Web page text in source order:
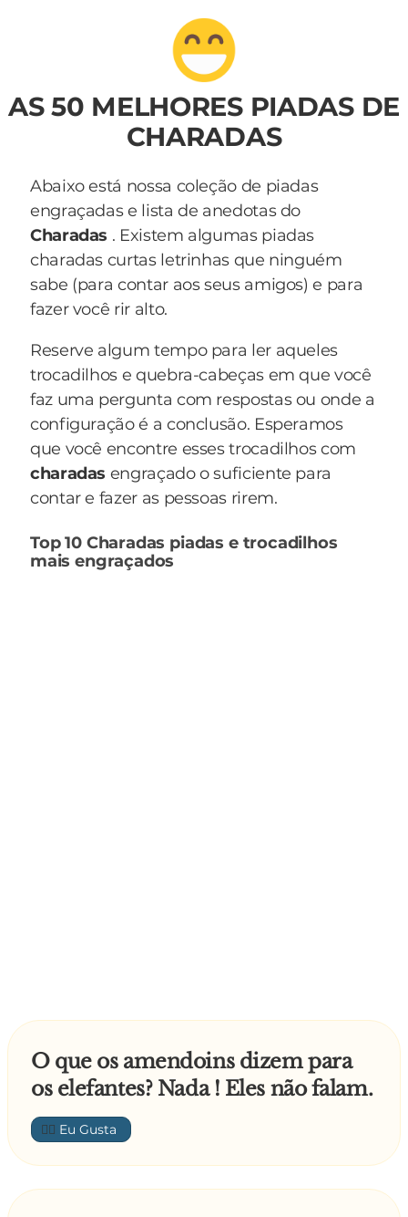
AS 50 MELHORES PIADAS DE
CHARADAS
Abaixo está nossa coleção de piadas
engraçadas e lista de anedotas do
Charadas . Existem algumas piadas
charadas curtas letrinhas que ninguém
sabe (para contar aos seus amigos) e para
fazer você rir alto.
Reserve algum tempo para ler aqueles
trocadilhos e quebra-cabeças em que você
faz uma pergunta com respostas ou onde a
configuração é a conclusão. Esperamos
que você encontre esses trocadilhos com
charadas engraçado o suficiente para
contar e fazer as pessoas rirem.
Top 10 Charadas piadas e trocadilhos
mais engraçados
O que os amendoins dizem para
os elefantes? Nada ! Eles não falam.
👍🏼